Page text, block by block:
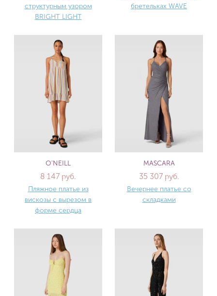
структурным узором
BRIGHT LIGHT
бретельках WAVE
O'NEILL
8 147 руб.
Пляжное платье из
вискозы с вырезом в
форме сердца
MASCARA
35 307 руб.
Вечернее платье со
складками